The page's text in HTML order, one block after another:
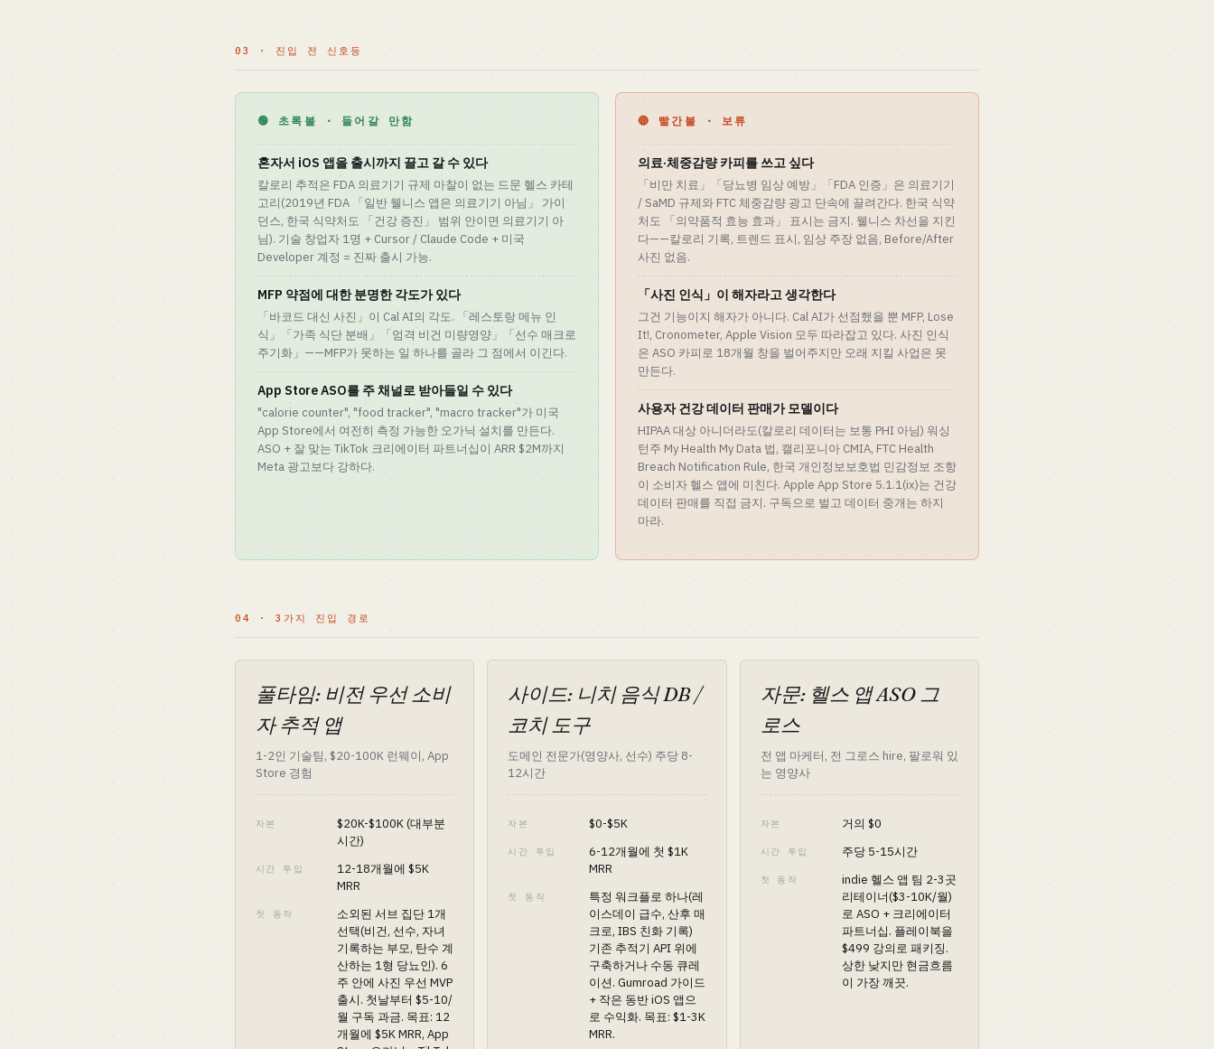
03 · 진입 전 신호등
🟢 초록불 · 들어갈 만함
혼자서 iOS 앱을 출시까지 끌고 갈 수 있다
칼로리 추적은 FDA 의료기기 규제 마찰이 없는 드문 헬스 카테
고리(2019년 FDA 「일반 웰니스 앱은 의료기기 아님」 가이
던스, 한국 식약처도 「건강 증진」 범위 안이면 의료기기 아
님). 기술 창업자 1명 + Cursor / Claude Code + 미국
Developer 계정 = 진짜 출시 가능.
MFP 약점에 대한 분명한 각도가 있다
「바코드 대신 사진」이 Cal AI의 각도. 「레스토랑 메뉴 인
식」「가족 식단 분배」「엄격 비건 미량영양」「선수 매크로
주기화」——MFP가 못하는 일 하나를 골라 그 점에서 이긴다.
App Store ASO를 주 채널로 받아들일 수 있다
"calorie counter", "food tracker", "macro tracker"가 미국
App Store에서 여전히 측정 가능한 오가닉 설치를 만든다.
ASO + 잘 맞는 TikTok 크리에이터 파트너십이 ARR $2M까지
Meta 광고보다 강하다.
🔴 빨간불 · 보류
의료·체중감량 카피를 쓰고 싶다
「비만 치료」「당뇨병 임상 예방」「FDA 인증」은 의료기기
/ SaMD 규제와 FTC 체중감량 광고 단속에 끌려간다. 한국 식약
처도 「의약품적 효능 효과」 표시는 금지. 웰니스 차선을 지킨
다——칼로리 기록, 트렌드 표시, 임상 주장 없음, Before/After
사진 없음.
「사진 인식」이 해자라고 생각한다
그건 기능이지 해자가 아니다. Cal AI가 선점했을 뿐 MFP, Lose
It!, Cronometer, Apple Vision 모두 따라잡고 있다. 사진 인식
은 ASO 카피로 18개월 창을 벌어주지만 오래 지킬 사업은 못
만든다.
사용자 건강 데이터 판매가 모델이다
HIPAA 대상 아니더라도(칼로리 데이터는 보통 PHI 아님) 워싱
턴주 My Health My Data 법, 캘리포니아 CMIA, FTC Health
Breach Notification Rule, 한국 개인정보보호법 민감정보 조항
이 소비자 헬스 앱에 미친다. Apple App Store 5.1.1(ix)는 건강
데이터 판매를 직접 금지. 구독으로 벌고 데이터 중개는 하지
마라.
04 · 3가지 진입 경로
풀타임: 비전 우선 소비
자 추적 앱
1-2인 기술팀, $20-100K 런웨이, App
Store 경험
자본
$20K-$100K (대부분
시간)
시간 투입
12-18개월에 $5K
MRR
첫 동작
소외된 서브 집단 1개
선택(비건, 선수, 자녀
기록하는 부모, 탄수 계
산하는 1형 당뇨인). 6
주 안에 사진 우선 MVP
출시. 첫날부터 $5-10/
월 구독 과금. 목표: 12
개월에 $5K MRR, App
사이드: 니치 음식 DB /
코치 도구
도메인 전문가(영양사, 선수) 주당 8-
12시간
자본 $0-$5K
시간 투입
6-12개월에 첫 $1K
MRR
첫 동작
특정 워크플로 하나(레
이스데이 급수, 산후 매
크로, IBS 친화 기록)
기존 추적기 API 위에
구축하거나 수동 큐레
이션. Gumroad 가이드
+ 작은 동반 iOS 앱으
로 수익화. 목표: $1-3K
MRR.
자문: 헬스 앱 ASO 그
로스
전 앱 마케터, 전 그로스 hire, 팔로워 있
는 영양사
자본 거의 $0
시간 투입 주당 5-15시간
첫 동작
indie 헬스 앱 팀 2-3곳
리테이너($3-10K/월)
로 ASO + 크리에이터
파트너십. 플레이북을
$499 강의로 패키징.
상한 낮지만 현금흐름
이 가장 깨끗.